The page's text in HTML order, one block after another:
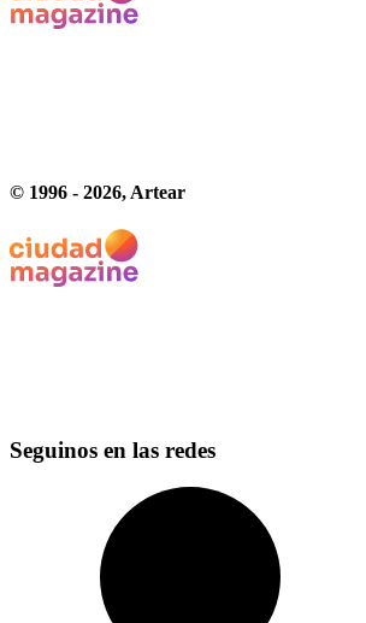
© 1996 - 2026, Artear
Seguinos en las redes